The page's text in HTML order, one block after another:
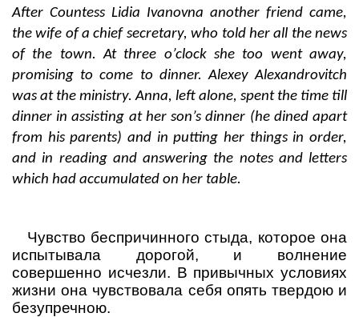
After Countess Lidia Ivanovna another friend came,
the wife of a chief secretary, who told her all the news
of the town. At three o’clock she too went away,
promising to come to dinner. Alexey Alexandrovitch
was at the ministry. Anna, left alone, spent the time till
dinner in assisting at her son’s dinner (he dined apart
from his parents) and in putting her things in order,
and in reading and answering the notes and letters
which had accumulated on her table.
Чувство беспричинного стыда, которое она
испытывала дорогой, и волнение
совершенно исчезли. В привычных условиях
жизни она чувствовала себя опять твердою и
безупречною.